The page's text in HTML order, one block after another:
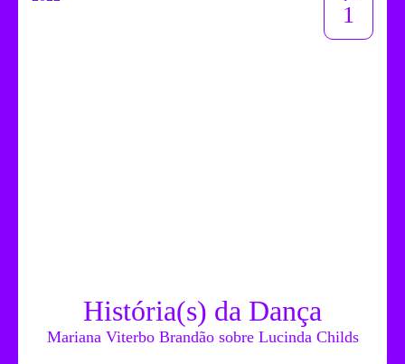
1
História(s) da Dança
Mariana Viterbo Brandão sobre Lucinda Childs